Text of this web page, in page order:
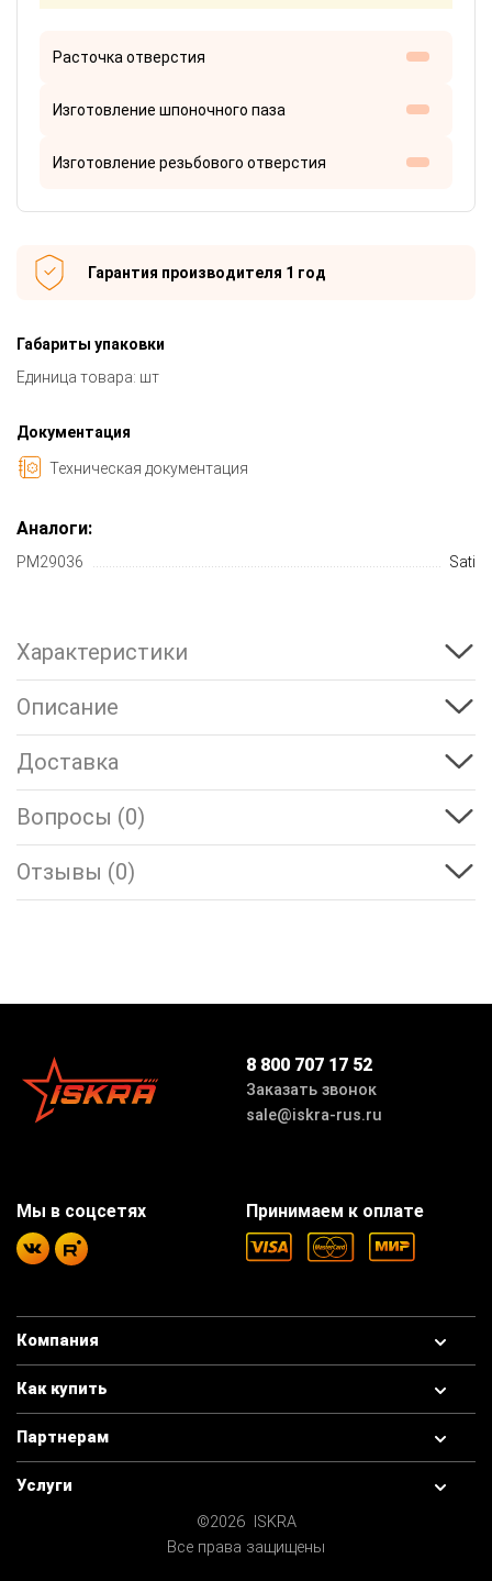
Расточка отверстия
Изготовление шпоночного паза
Изготовление резьбового отверстия
Гарантия производителя 1 год
Габариты упаковки
Единица товара: шт
Документация
Техническая документация
Аналоги:
PM29036 Sati
Характеристики
Описание
Доставка
Вопросы (0)
Отзывы (0)
8 800 707 17 52
Заказать звонок
sale@iskra-rus.ru
Компания
Как купить
Партнерам
Услуги
©2026 ISKRA
Все права защищены
Принимаем к оплате
Мы в соцсетях